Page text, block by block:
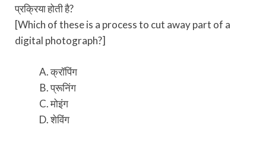
प्रक्रिया होती है?
[Which of these is a process to cut away part of a
digital photograph?]
क्रॉपिंग
प्रूनिंग
मोइंग
शेविंग